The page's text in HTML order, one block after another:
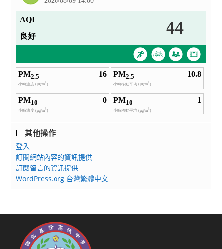
其他操作
登入
訂閱網站內容的資訊提供
訂閱留言的資訊提供
WordPress.org 台灣繁體中文